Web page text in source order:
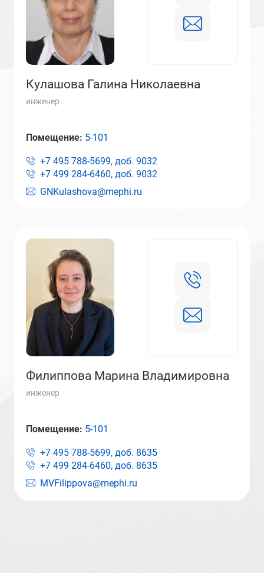
Кулашова Галина Николаевна
инженер
GNKulashova@mephi.ru
Помещение: 5-101
+7 495 788-5699, доб. 9032
+7 499 284-6460, доб. 9032
Филиппова Марина Владимировна
инженер
MVFilippova@mephi.ru
Помещение: 5-101
+7 495 788-5699, доб. 8635
+7 499 284-6460, доб. 8635